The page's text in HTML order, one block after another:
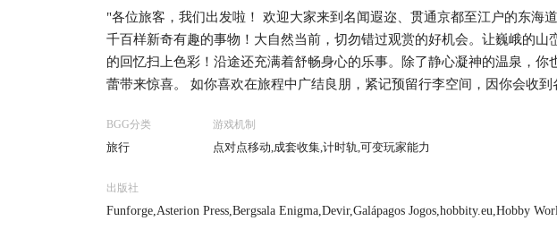
"各位旅客，我们出发啦！ 欢迎大家来到名闻遐迩、贯通京都至江户的东海
千百样新奇有趣的事物！大自然当前，切勿错过观赏的好机会。让巍峨的山
的回忆扫上色彩！沿途还充满着舒畅身心的乐事。除了静心凝神的温泉，你
蕾带来惊喜。 如你喜欢在旅程中广结良朋，紧记预留行李空间，因你会收
条不紊，不急不躁。东海道将会为你带来独一无二的游历！ 玩家是古日本的
旅程中，玩家会穿越壮丽的乡郊、品嚐美食佳肴、搜罗地方特产、泡浸舒适
BGG分类
旅行
游戏机制
点对点移动,成套收集,计时轨,可变玩家能力
出版社
Funforge,Asterion Press,Bergsala Enigma,Devir,Galápagos Jogos,hobbity.eu,Hobby